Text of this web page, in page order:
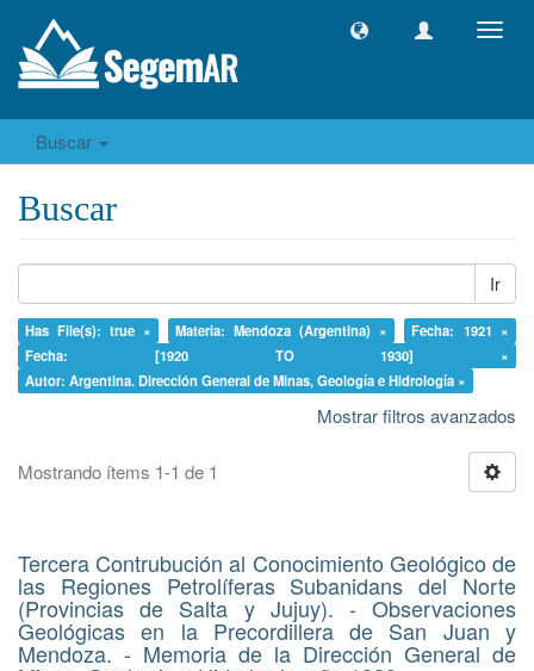
Buscar
Buscar
Ir
Has File(s): true × Materia: Mendoza (Argentina) ×
Fecha: 1921 ×
Fecha: [1920 TO 1930] ×
Autor: Argentina. Dirección General de Minas, Geología e Hidrología ×
Mostrar filtros avanzados
Mostrando ítems 1-1 de 1
Tercera Contrubución al Conocimiento Geológico de
las Regiones Petrolíferas Subanidans del Norte
(Provincias de Salta y Jujuy). - Observaciones
Geológicas en la Precordillera de San Juan y
Mendoza. - Memoria de la Dirección General de